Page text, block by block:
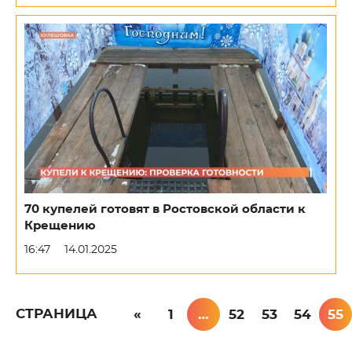
70 купелей готовят в Ростовской области к
Крещению
16:47 14.01.2025
СТРАНИЦА « 1 … 52 53 54 55